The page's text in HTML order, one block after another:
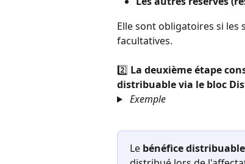
Elle sont obligatoires si
facultatives.
2️⃣ La deuxième étape
distribuable via le bloc
Exemple
Le bénéfice distribuable